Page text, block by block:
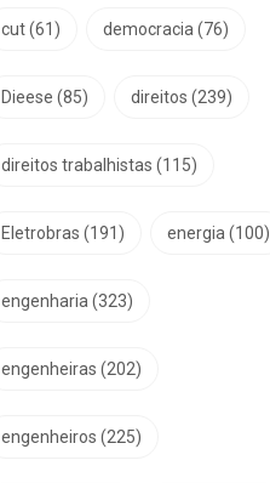
cut(61) democracia (76)
Dieese (85) direitos (239)
direitos trabalhistas (115)
Eletrobras (191) energia (100)
engenharia (323)
engenheiras (202)
engenheiros (225)